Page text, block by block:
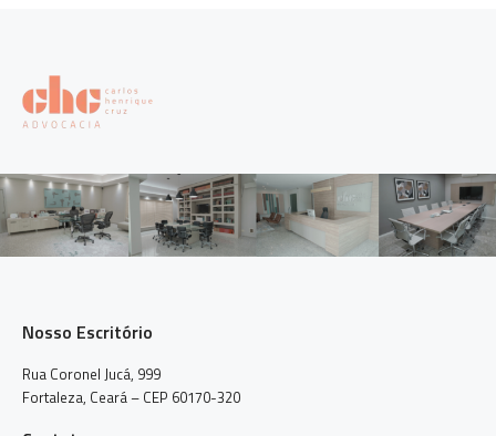
Nosso Escritório
Rua Coronel Jucá, 999
Fortaleza, Ceará – CEP 60170-320